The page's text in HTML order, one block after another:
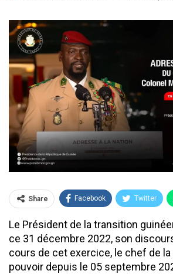
Share Facebook Twitter
Le Président de la transition
ce 31 décembre 2022, son
cours de cet exercice, le chef de
pouvoir depuis le 05 septembre